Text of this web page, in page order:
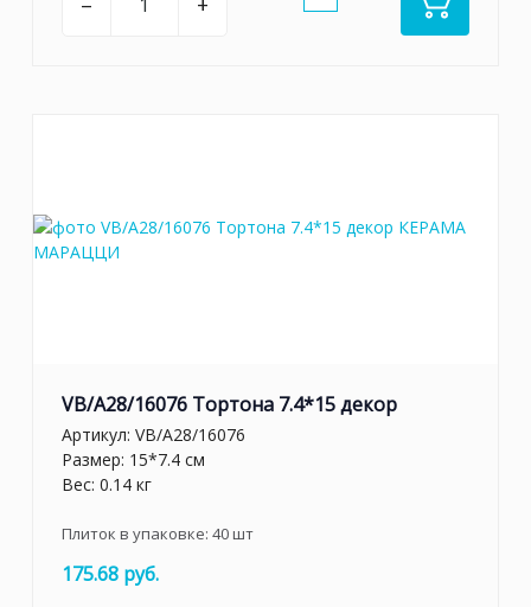
VB/A28/16076 Тортона 7.4*15 декор
Артикул: VB/A28/16076
Размер: 15*7.4 см
Вес: 0.14 кг
Плиток в упаковке: 40шт
175.68 руб.